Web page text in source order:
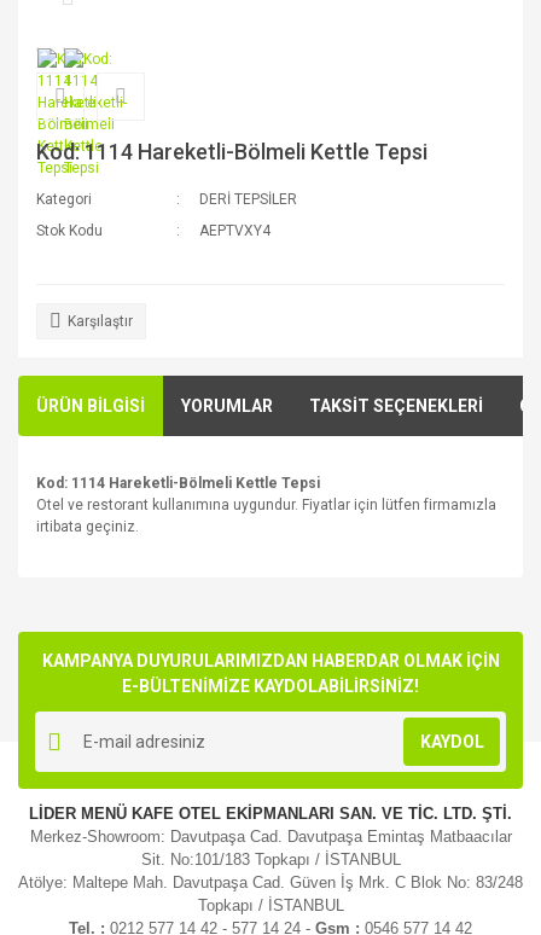
Kod: 1114 Hareketli-Bölmeli Kettle Tepsi
Kategori
DERİ TEPSİLER
Stok Kodu
AEPTVXY4
Karşılaştır
ÜRÜN BİLGİSİ YORUMLAR TAKSİT SEÇENEKLERİ
Kod: 1114 Hareketli-Bölmeli Kettle Tepsi
Otel ve restorant kullanımına uygundur. Fiyatlar için lütfen firmamızla
irtibata geçiniz.
Yorum Yaz
kullanarak tarafımıza iletebilirsiniz.
Görüş ve önerileriniz için teşekkür ederiz.
Ürün resmi kalitesiz, bozuk veya görüntülenemiyor.
Ürün açıklamasında eksik bilgiler bulunuyor.
Ürün bilgilerinde hatalar bulunuyor.
Ürün fiyatı diğer sitelerden daha pahalı.
Bu ürüne benzer farklı alternatifler olmalı.
KAMPANYA DUYURULARIMIZDAN HABERDAR OLMAK İÇİN
E-BÜLTENİMİZE KAYDOLABİLİRSİNİZ!
KAYDOL
LİDER MENÜ KAFE OTEL EKİPMANLARI SAN. VE TİC. LTD. ŞTİ.
Merkez-Showroom: Davutpaşa Cad. Davutpaşa Emintaş Matbaacılar
Sit. No:101/183 Topkapı / İSTANBUL
Atölye: Maltepe Mah. Davutpaşa Cad. Güven İş Mrk. C Blok No: 83/248
Topkapı / İSTANBUL
Tel. : 0212 577 14 42 - 577 14 24 - Gsm : 0546 577 14 42